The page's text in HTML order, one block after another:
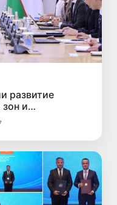
развитие
и